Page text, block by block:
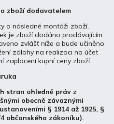
zboží dodavatelem
a následné montáži zboží,
je zboží dodáno prodávajícím.
zvlášť níže a bude učiněno
zálohy na realizaci na účet
zaplacení kupní ceny zboží.
stran ohledně práv z
obecně závaznými
§ 1914 až 1925, §
občanského zákoníku).